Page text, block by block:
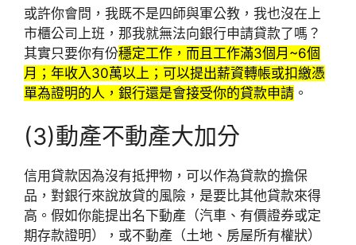
或許你會問，我既不是四師與軍公教，我也沒在上
市櫃公司上班，那我就無法向銀行申請貸款了嗎？
其實只要你有份穩定工作，而且工作滿3個月~6個
月；年收入30萬以上；可以提出薪資轉帳或扣繳憑
單為證明的人，銀行還是會接受你的貸款申請 。
(3)動產不動產大加分
信用貸款因為沒有抵押物，可以作為貸款的擔保
品，對銀行來說放貸的風險，是要比其他貸款來得
高。假如你能提出名下動產（汽車、有價證券或定
期存款證明），或不動產（土地、房屋所有權狀）